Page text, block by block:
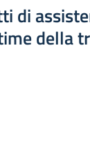
di
della